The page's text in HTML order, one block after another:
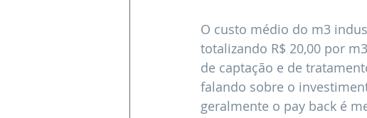
O custo médio do m3
totalizando R$ 20,00 por
de captação e de
falando sobre o
geralmente o pay back é